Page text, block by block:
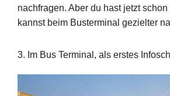
nachfragen. Aber du hast jetzt
kannst beim Busterminal gezielter
3. Im Bus Terminal, als erstes